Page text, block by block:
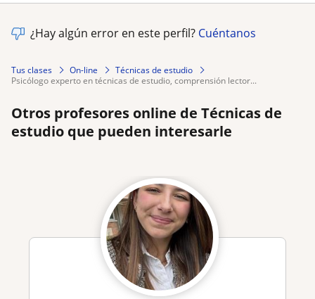
¿Hay algún error en este perfil? Cuéntanos
Tus clases On-line
Técnicas de estudio
psicólogo experto en técnicas de estudio, comprensión lector...
Otros profesores online de Técnicas de
estudio que pueden interesarle